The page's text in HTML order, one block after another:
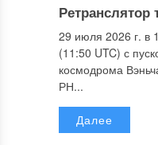
Ретранслятор
29 июля 2026 г. в
(11:50 UTC) с
космодрома
РН...
Далее